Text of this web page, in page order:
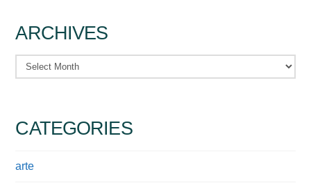
ARCHIVES
Archives
CATEGORIES
arte